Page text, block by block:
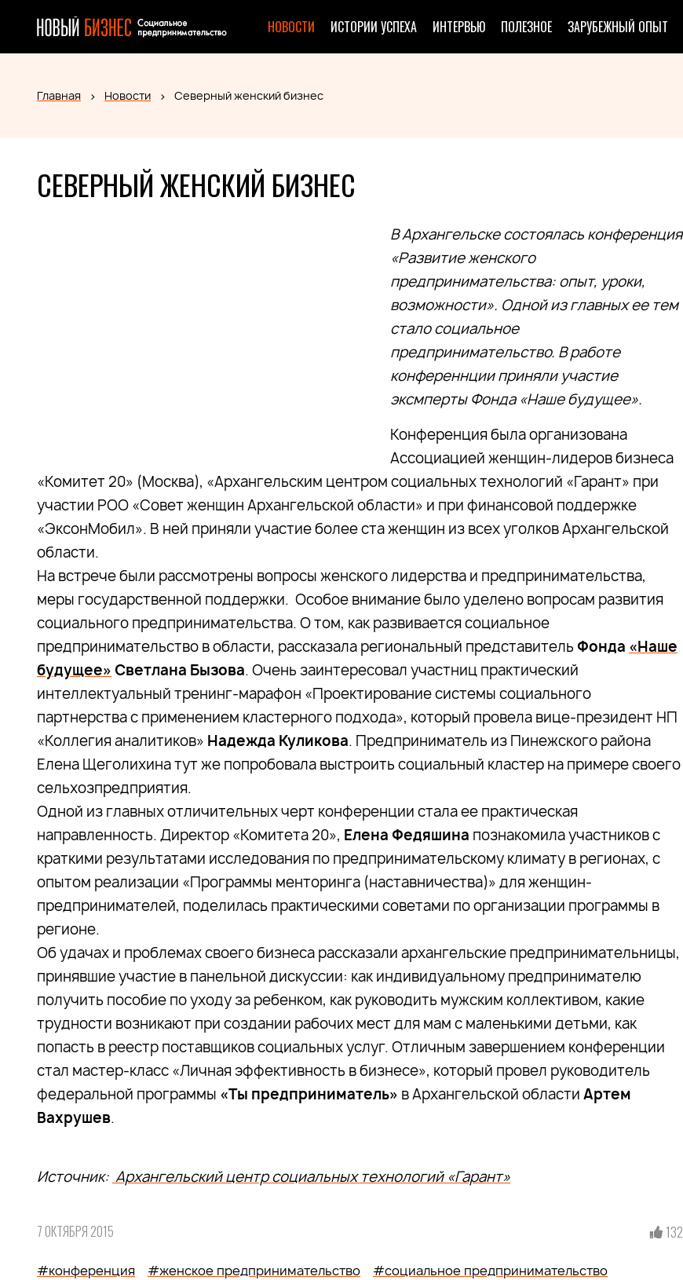
НОВОСТИ ИСТОРИИ УСПЕХА ИНТЕРВЬЮ ПОЛЕЗНОЕ ЗАРУБЕЖНЫЙ ОПЫТ
Главная Новости Северный женский бизнес
СЕВЕРНЫЙ ЖЕНСКИЙ БИЗНЕС
В Архангельске состоялась конференция
«Развитие женского
предпринимательства: опыт, уроки,
возможности». Одной из главных ее тем
стало социальное
предпринимательство. В работе
конференнции приняли участие
эксмперты Фонда «Наше будущее».
Конференция была организована
Ассоциацией женщин-лидеров бизнеса
«Комитет 20» (Москва), «Архангельским центром социальных технологий «Гарант» при
участии РОО «Совет женщин Архангельской области» и при финансовой поддержке
«ЭксонМобил». В ней приняли участие более ста женщин из всех уголков Архангельской
области.
На встрече были рассмотрены вопросы женского лидерства и предпринимательства,
меры государственной поддержки. Особое внимание было уделено вопросам развития
социального предпринимательства. О том, как развивается социальное
предпринимательство в области, рассказала региональный представитель Фонда «Наше
будущее» Светлана Бызова. Очень заинтересовал участниц практический
интеллектуальный тренинг-марафон «Проектирование системы социального
партнерства с применением кластерного подхода», который провела вице-президент НП
«Коллегия аналитиков» Надежда Куликова. Предприниматель из Пинежского района
Елена Щеголихина тут же попробовала выстроить социальный кластер на примере своего
сельхозпредприятия.
Одной из главных отличительных черт конференции стала ее практическая
направленность. Директор «Комитета 20», Елена Федяшина познакомила участников с
краткими результатами исследования по предпринимательскому климату в регионах, с
опытом реализации «Программы менторинга (наставничества)» для женщин-
предпринимателей, поделилась практическими советами по организации программы в
регионе.
Об удачах и проблемах своего бизнеса рассказали архангельские предпринимательницы,
принявшие участие в панельной дискуссии: как индивидуальному предпринимателю
получить пособие по уходу за ребенком, как руководить мужским коллективом, какие
трудности возникают при создании рабочих мест для мам с маленькими детьми, как
попасть в реестр поставщиков социальных услуг. Отличным завершением конференции
стал мастер-класс «Личная эффективность в бизнесе», который провел руководитель
федеральной программы «Ты предприниматель» в Архангельской области Артем
Вахрушев.
Источник: Архангельский центр социальных технологий «Гарант»
7 ОКТЯБРЯ 2015 132
#конференция #женское предпринимательство
#социальное предпринимательство